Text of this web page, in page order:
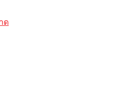
ด